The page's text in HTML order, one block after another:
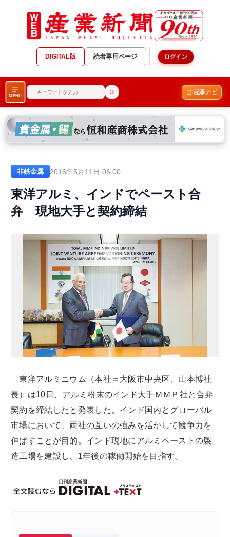
DIGITAL版 読者専用ページ ログイン
MENU
記事ナビ
非鉄金属 2016年5月11日 06:00
東洋アルミ、インドでペースト合
弁 現地大手と契約締結
東洋アルミニウム（本社＝大阪市中央区、山本博社
長）は10日、アルミ粉末のインド大手ＭＭＰ社と合弁
契約を締結したと発表した。インド国内とグローバル
市場において、両社の互いの強みを活かして競争力を
伸ばすことが目的。インド現地にアルミペーストの製
造工場を建設し、1年後の稼働開始を目指す。